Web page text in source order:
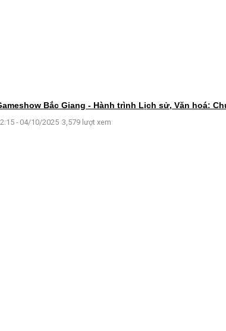
Bắc Giang - Hành trình Lịch sử, Văn hoá:
- 04/10/2025 3,579 lượt xem